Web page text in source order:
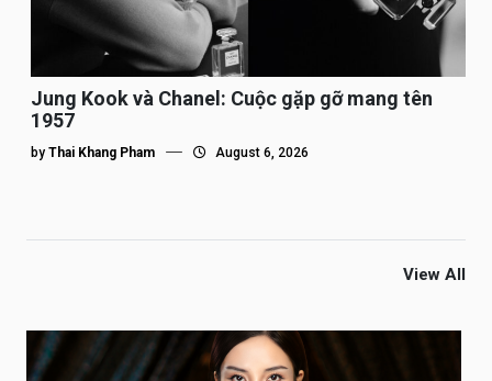
Jung Kook và Chanel: Cuộc gặp gỡ mang tên
1957
by Thai Khang Pham August 6, 2026
View All